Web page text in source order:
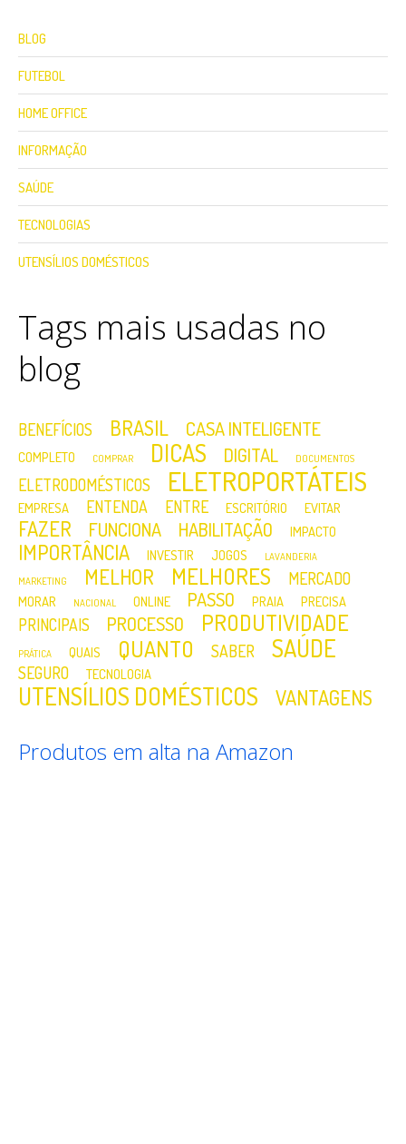
BLOG
FUTEBOL
HOME OFFICE
INFORMAÇÃO
SAÚDE
TECNOLOGIAS
UTENSÍLIOS DOMÉSTICOS
Tags mais usadas no
blog
BENEFÍCIOS BRASIL CASA INTELIGENTE
COMPLETO COMPRAR DICAS DIGITAL DOCUMENTOS
ELETRODOMÉSTICOS ELETROPORTÁTEIS
EMPRESA ENTENDA ENTRE ESCRITÓRIO EVITAR
FAZER FUNCIONA HABILITAÇÃO IMPACTO
IMPORTÂNCIA INVESTIR JOGOS
LAVANDERIA
MARKETING
MELHOR MELHORES MERCADO
MORAR NACIONAL ONLINE PASSO PRAIA PRECISA
PRINCIPAIS PROCESSO PRODUTIVIDADE
PRÁTICA QUAIS QUANTO SABER SAÚDE
SEGURO TECNOLOGIA
UTENSÍLIOS DOMÉSTICOS VANTAGENS
Produtos em alta na Amazon